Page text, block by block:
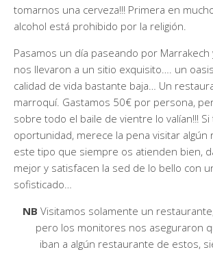
tomarnos una cerveza!!! Primera en
alcohol está prohibido por la religión.
Pasamos un día paseando por Marrakech
nos llevaron a un sitio exquisito…. un
calidad de vida bastante baja… Un
marroquí. Gastamos 50€ por persona,
sobre todo el baile de vientre lo valían!!!
oportunidad, merece la pena visitar
este tipo que siempre os atienden bien,
mejor y satisfacen la sed de lo bello con
sofisticado…
NB Visitamos solamente un
pero los monitores nos aseguraron
iban a algún restaurante de estos,